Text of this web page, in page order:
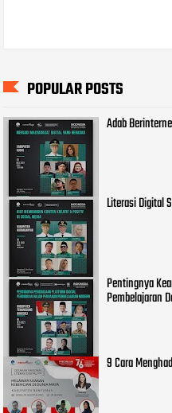
POPULAR POSTS
Adab
Literasi Digital
Pentingnya
Pembelajaran
9 Cara